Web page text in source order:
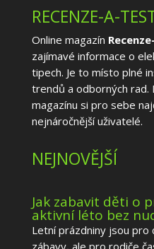
RECENZE-A-
Online magazín
zajímavé informace o
tipech. Je to místo plné
trendů a odborných rad.
magazínu si pro sebe
nejnáročnější uživatelé.
NEJNOVĚJŠÍ
Jak zabavit děti o
aktivní léto bez
Letní prázdniny jsou
zábavy, ale pro rodiče